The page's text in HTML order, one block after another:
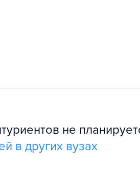
не
в других вузах